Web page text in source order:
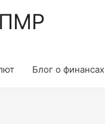
Блог о финансах